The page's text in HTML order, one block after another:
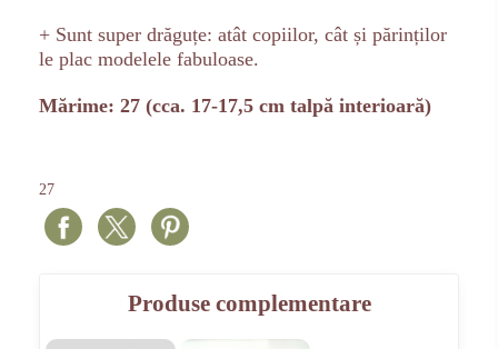
+ Sunt super drăguțe: atât copiilor, cât și părinților
le plac modelele fabuloase.
Mărime: 27 (cca. 17-17,5 cm talpă interioară)
27
Produse complementare